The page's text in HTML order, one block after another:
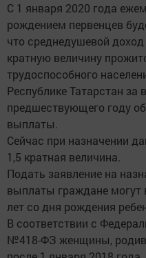
С 1 января 2020 года
рождением первенцев
что среднедушевой
кратную величину
трудоспособного
Республике Татарстан за
предшествующего году
выплаты.
Сейчас при назначении
1,5 кратная величина.
Подать заявление на
выплаты граждане могут
лет со дня рождения
В соответствии с
№418-ФЗ женщины,